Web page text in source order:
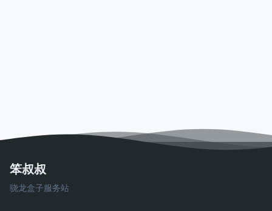
笨叔叔
骁龙盒子服务站